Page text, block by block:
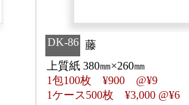
DK-86 藤
上質紙 380㎜×260㎜
1包100枚 ¥900 @¥9
1ケース500枚 ¥3,000 @¥6